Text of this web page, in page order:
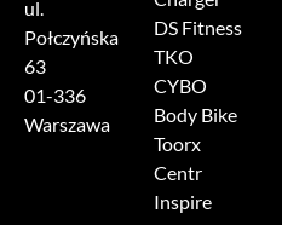
ul.
Połczyńska
63
01-336
Warszawa
DS Fitness
TKO
CYBO
Body Bike
Toorx
Centr
Inspire